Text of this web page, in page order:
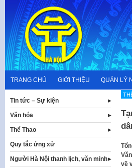
content
TRANG CHỦ GIỚI THIỆU QUẢN LÝ
về
Tin tức – Sự kiện
Văn hóa
Thể Thao
Quy tắc ứng xử
Người Hà Nội thanh lịch, văn minh